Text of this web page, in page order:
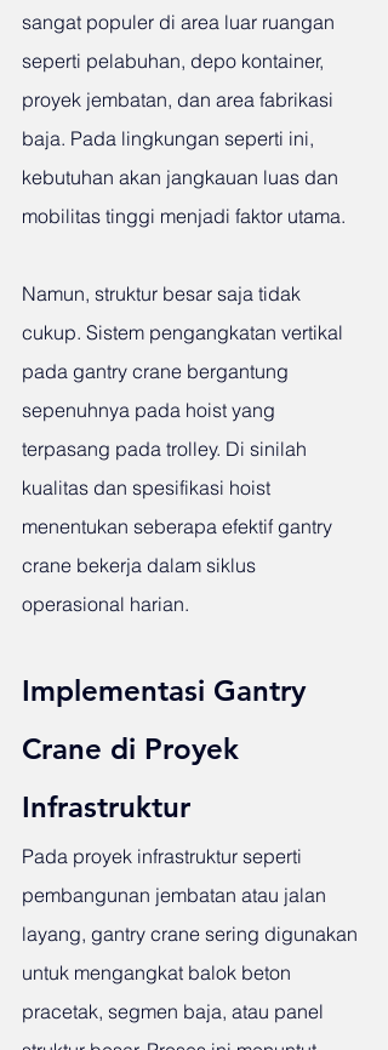
sangat populer di area luar ruangan
seperti pelabuhan, depo kontainer,
proyek jembatan, dan area fabrikasi
baja. Pada lingkungan seperti ini,
kebutuhan akan jangkauan luas dan
mobilitas tinggi menjadi faktor utama.
Namun, struktur besar saja tidak
cukup. Sistem pengangkatan vertikal
pada gantry crane bergantung
sepenuhnya pada hoist yang
terpasang pada trolley. Di sinilah
kualitas dan spesifikasi hoist
menentukan seberapa efektif gantry
crane bekerja dalam siklus
operasional harian.
Implementasi Gantry
Crane di Proyek
Infrastruktur
Pada proyek infrastruktur seperti
pembangunan jembatan atau jalan
layang, gantry crane sering digunakan
untuk mengangkat balok beton
pracetak, segmen baja, atau panel